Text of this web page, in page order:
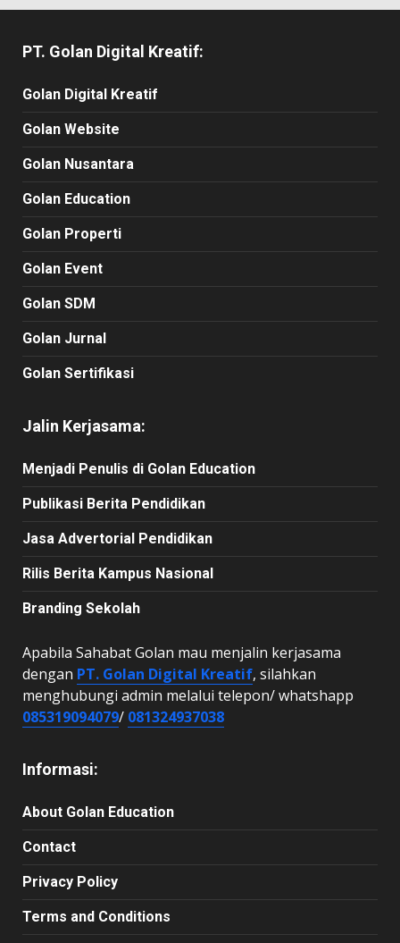
PT. Golan Digital Kreatif:
Golan Digital Kreatif
Golan Website
Golan Nusantara
Golan Education
Golan Properti
Golan Event
Golan SDM
Golan Jurnal
Golan Sertifikasi
Jalin Kerjasama:
Menjadi Penulis di Golan Education
Publikasi Berita Pendidikan
Jasa Advertorial Pendidikan
Rilis Berita Kampus Nasional
Branding Sekolah
Apabila Sahabat Golan mau menjalin kerjasama
dengan PT. Golan Digital Kreatif, silahkan
menghubungi admin melalui telepon/ whatshapp
085319094079/ 081324937038
Informasi:
About Golan Education
Contact
Privacy Policy
Terms and Conditions